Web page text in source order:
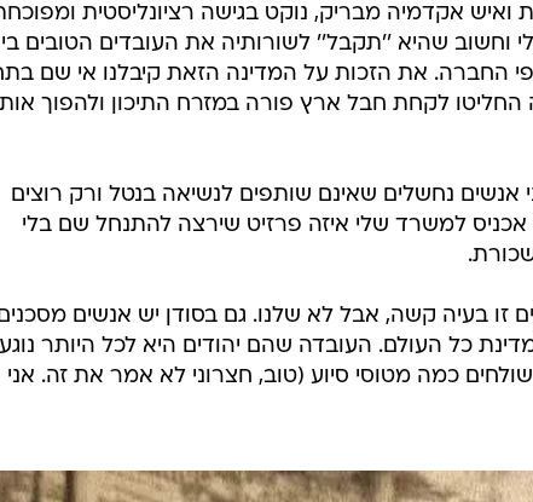
ואיש אקדמיה מבריק, נוקט בגישה רציונליסטית
וחשוב שהיא ''תקבל'' לשורותיה את העובדים הטובים
החברה. את הזכות על המדינה הזאת קיבלנו אי שם
החליטו לקחת חבל ארץ פורה במזרח התיכון ולהפוך
אנשים נחשלים שאינם שותפים לנשיאה בנטל ורק רוצים
אכניס למשרד שלי איזה פרזיט שירצה להתנחל שם בלי
זו בעיה קשה, אבל לא שלנו. גם בסודן יש אנשים
כל העולם. העובדה שהם יהודים היא לכל היותר
כמה מטוסי סיוע (טוב, חצרוני לא אמר את זה. אני